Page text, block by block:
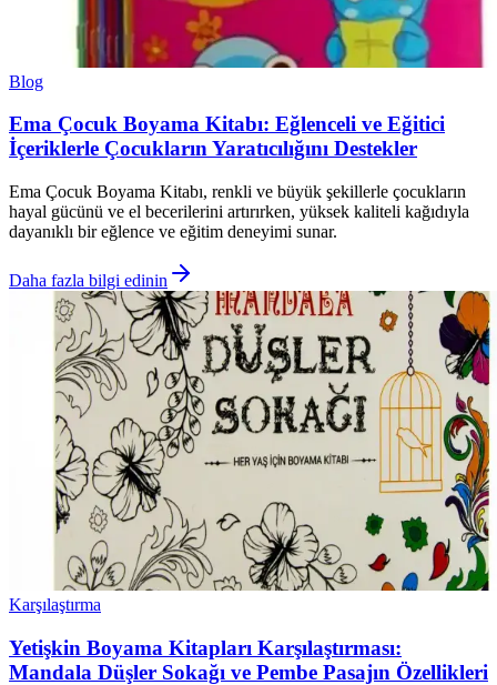
Blog
Ema Çocuk Boyama Kitabı: Eğlenceli ve Eğitici
İçeriklerle Çocukların Yaratıcılığını Destekler
Ema Çocuk Boyama Kitabı, renkli ve büyük şekillerle çocukların
hayal gücünü ve el becerilerini artırırken, yüksek kaliteli kağıdıyla
dayanıklı bir eğlence ve eğitim deneyimi sunar.
Daha fazla bilgi edinin
Karşılaştırma
Yetişkin Boyama Kitapları Karşılaştırması:
Mandala Düşler Sokağı ve Pembe Pasajın Özellikleri